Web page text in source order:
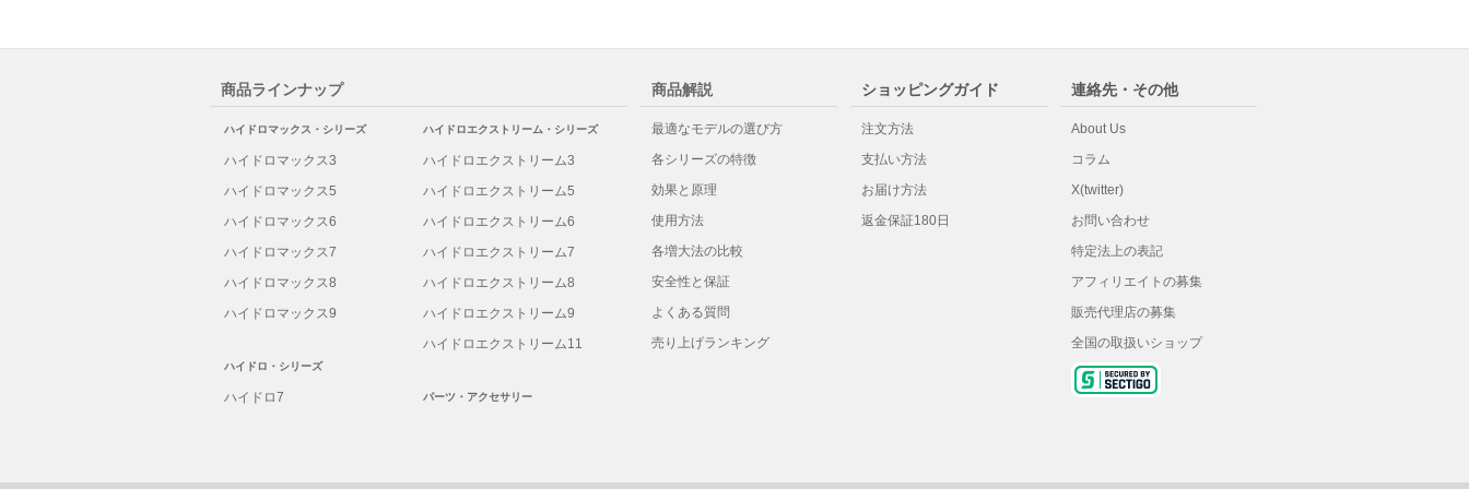
商品ラインナップ
ハイドロマックス・シリーズ
ハイドロマックス3
ハイドロマックス5
ハイドロマックス6
ハイドロマックス7
ハイドロマックス8
ハイドロマックス9
ハイドロ・シリーズ
ハイドロ7
ハイドロエクストリーム・シリーズ
ハイドロエクストリーム3
ハイドロエクストリーム5
ハイドロエクストリーム6
ハイドロエクストリーム7
ハイドロエクストリーム8
ハイドロエクストリーム9
ハイドロエクストリーム11
パーツ・アクセサリー
商品解説
最適なモデルの選び方
各シリーズの特徴
効果と原理
使用方法
各増大法の比較
安全性と保証
よくある質問
売り上げランキング
ショッピングガイド
注文方法
支払い方法
お届け方法
返金保証180日
連絡先・その他
About Us
コラム
X(twitter)
お問い合わせ
特定法上の表記
アフィリエイトの募集
販売代理店の募集
全国の取扱いショップ